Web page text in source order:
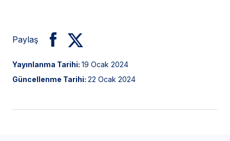
Paylaş
Yayınlanma Tarihi: 19 Ocak 2024
Güncellenme Tarihi: 22 Ocak 2024